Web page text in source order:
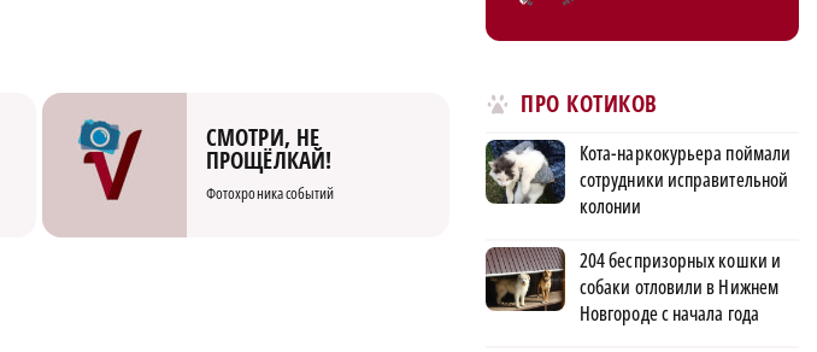
СМОТРИ, НЕ
ПРОЩЁЛКАЙ!
Фотохроника событий
ПРО КОТИКОВ
Кота-наркокурьера поймали
сотрудники исправительной
колонии
204 беспризорных кошки и
собаки отловили в Нижнем
Новгороде с начала года